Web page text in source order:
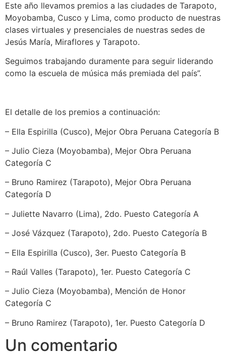
Este año llevamos premios a las ciudades de Tarapoto,
Moyobamba, Cusco y Lima, como producto de nuestras
clases virtuales y presenciales de nuestras sedes de
Jesús María, Miraflores y Tarapoto.
Seguimos trabajando duramente para seguir liderando
como la escuela de música más premiada del país”.
El detalle de los premios a continuación:
– Ella Espirilla (Cusco), Mejor Obra Peruana Categoría B
– Julio Cieza (Moyobamba), Mejor Obra Peruana
Categoría C
– Bruno Ramirez (Tarapoto), Mejor Obra Peruana
Categoría D
– Juliette Navarro (Lima), 2do. Puesto Categoría A
– José Vázquez (Tarapoto), 2do. Puesto Categoría B
– Ella Espirilla (Cusco), 3er. Puesto Categoría B
– Raúl Valles (Tarapoto), 1er. Puesto Categoría C
– Julio Cieza (Moyobamba), Mención de Honor
Categoría C
– Bruno Ramirez (Tarapoto), 1er. Puesto Categoría D
Un comentario